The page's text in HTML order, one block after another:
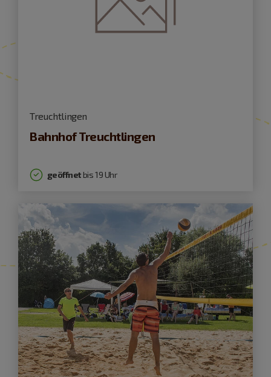
Treuchtlingen
Bahnhof Treuchtlingen
geöffnetbis 19 Uhr